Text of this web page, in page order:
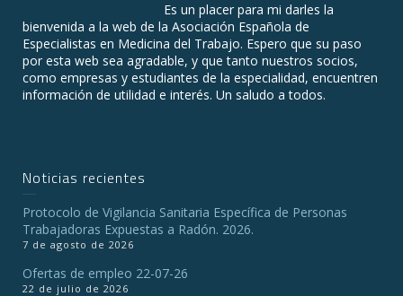
Es un placer para mi darles la
bienvenida a la web de la Asociación Española de
Especialistas en Medicina del Trabajo. Espero que su paso
por esta web sea agradable, y que tanto nuestros socios,
como empresas y estudiantes de la especialidad, encuentren
información de utilidad e interés. Un saludo a todos.
Noticias recientes
Protocolo de Vigilancia Sanitaria Específica de Personas
Trabajadoras Expuestas a Radón. 2026.
7 de agosto de 2026
Ofertas de empleo 22-07-26
22 de julio de 2026